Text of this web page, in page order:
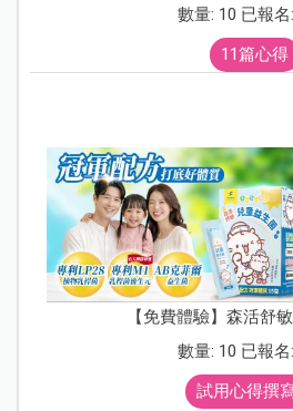
數量: 10 已報
11篇心得
【免費體驗】森活舒
數量: 10 已報名
試用心得撰